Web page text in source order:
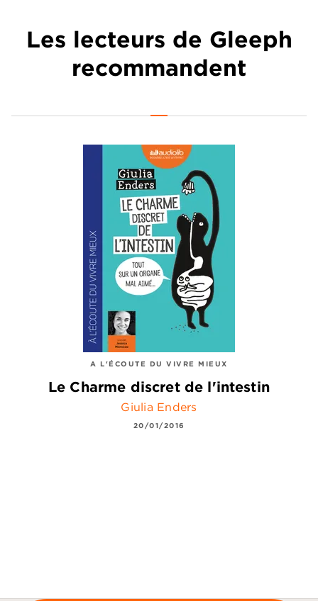
Les lecteurs de Gleeph
recommandent
A L'ÉCOUTE DU VIVRE MIEUX
Le Charme discret de l'intestin
Giulia Enders
20/01/2016